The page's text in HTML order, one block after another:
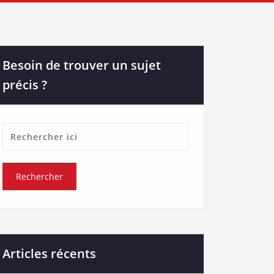
Besoin de trouver un sujet
précis ?
Articles récents